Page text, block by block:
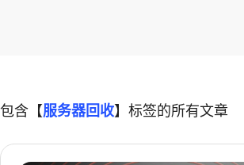
包含【服务器回收】标签的所有文章